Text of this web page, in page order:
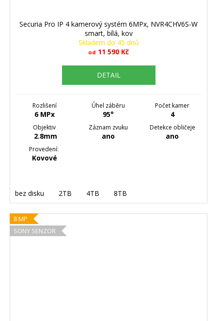
Securia Pro IP 4 kamerový systém 6MPx, NVR4CHV6S-W
smart, bílá, kov
Skladem do 45 dnů
od 11 590 Kč
DETAIL
Rozlišení
6 MPx
Úhel záběru
95°
Počet kamer
4
Objektiv
2.8mm
Záznam zvuku
ano
Detekce obličeje
ano
Provedení:
Kovové
bez disku 2TB 4TB 8TB
8 MP
SONY SENZOR